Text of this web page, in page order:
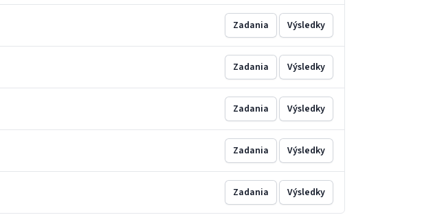
Zadania Výsledky
Zadania Výsledky
Zadania Výsledky
Zadania Výsledky
Zadania Výsledky